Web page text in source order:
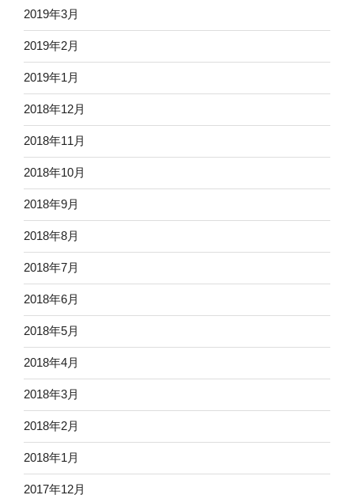
2019年3月
2019年2月
2019年1月
2018年12月
2018年11月
2018年10月
2018年9月
2018年8月
2018年7月
2018年6月
2018年5月
2018年4月
2018年3月
2018年2月
2018年1月
2017年12月